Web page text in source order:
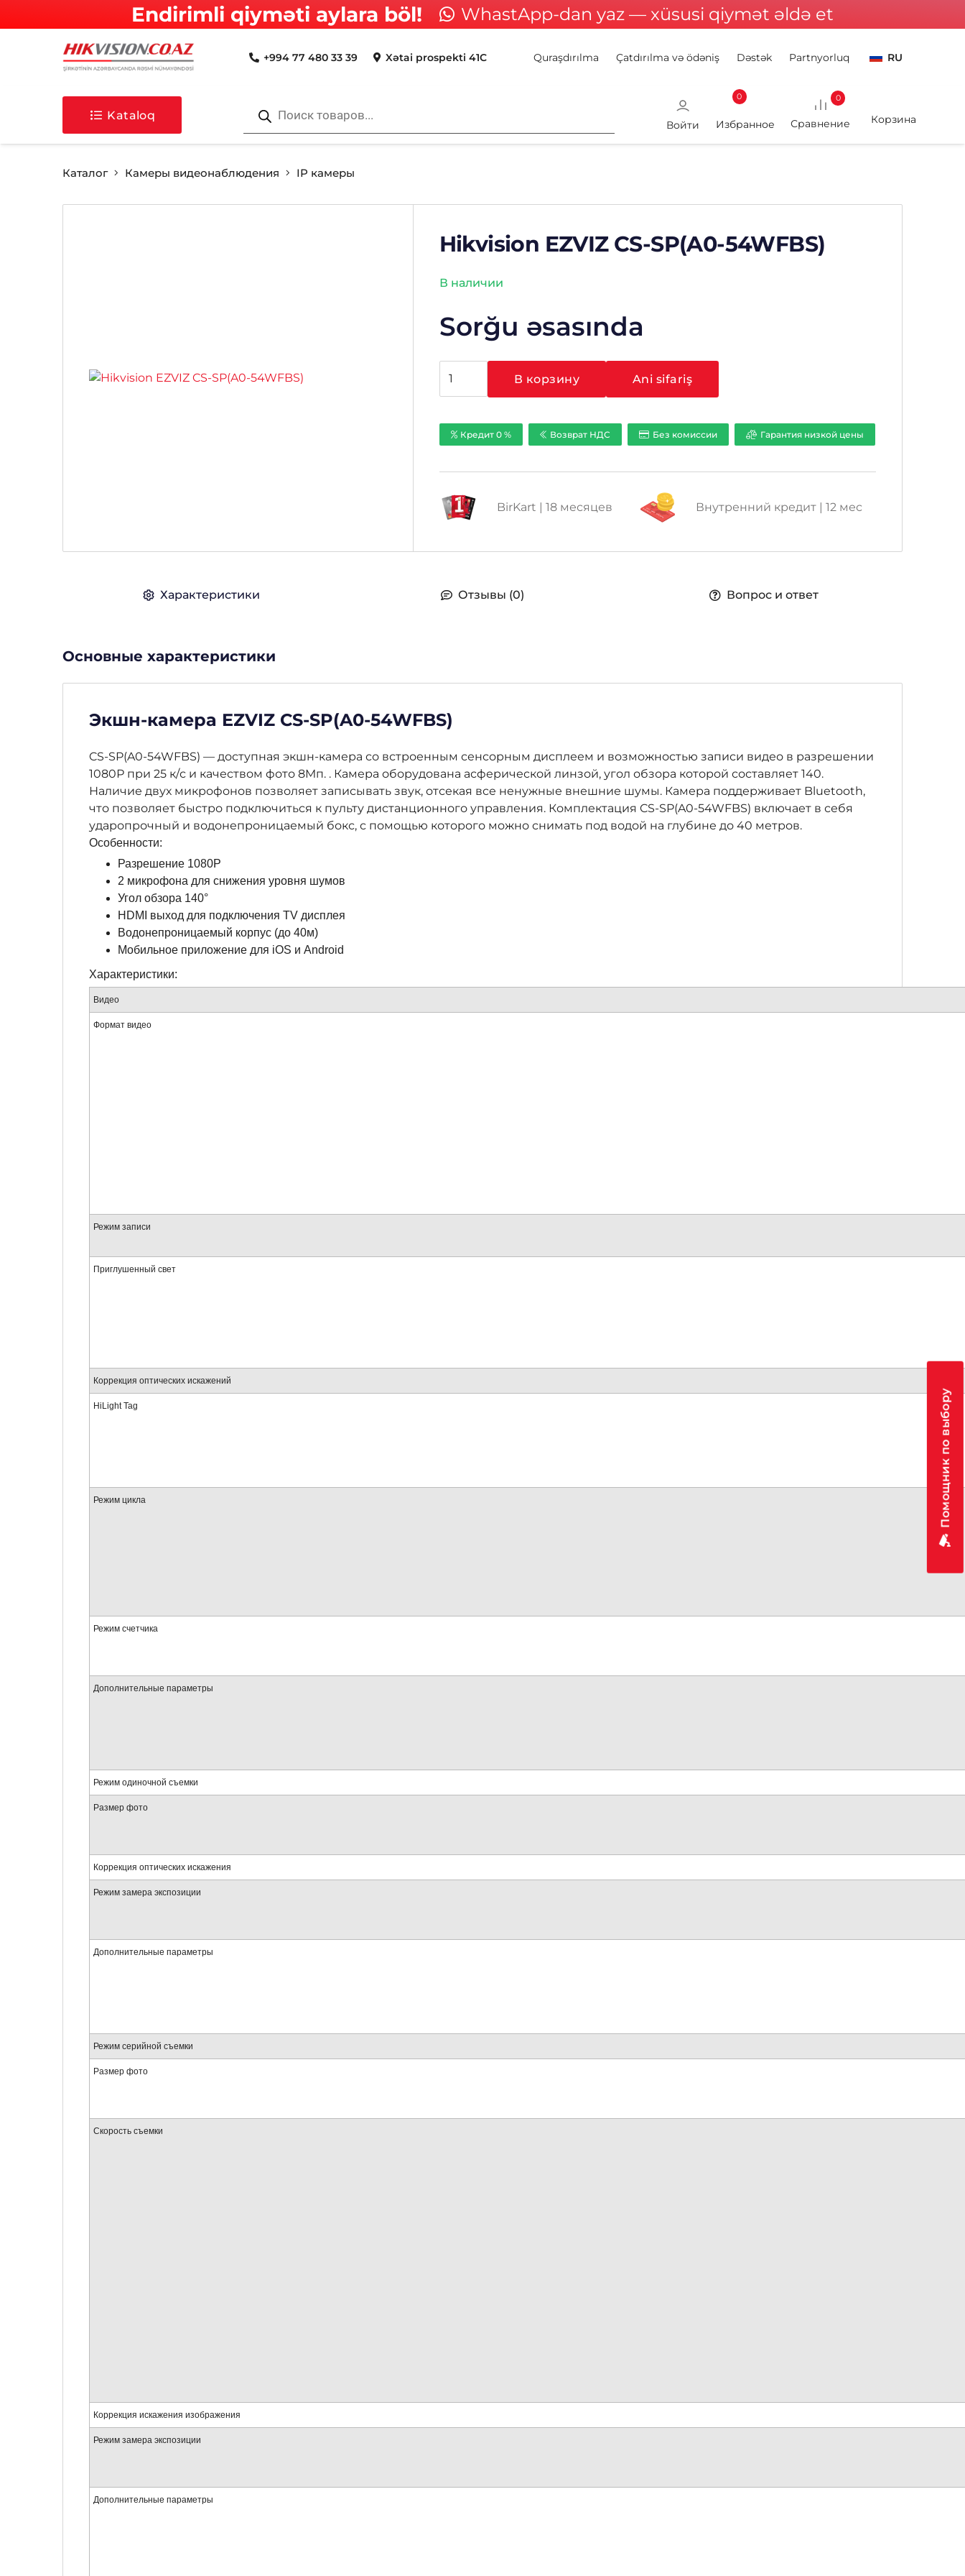
Endirimli qiyməti aylara böl! WhastApp-dan yaz — xüsusi qiymət əldə et
+994 77 480 33 39 Xətai prospekti 41C Quraşdırılma Çatdırılma və ödəniş Dəstək Partnyorluq RU
Kataloq
товаров
Войти
0 0
Каталог Камеры видеонаблюдения IP камеры
Hikvision EZVIZ CS-SP(A0-54WFBS)
В наличии
Sorğu əsasında
товара
EZVIZ
CS-
54WFBS)
В корзину Ani sifariş
Кредит 0 % Возврат НДС Без комиссии Гарантия низкой цены
BirKart | 18 месяцев Внутренний кредит | 12 мес
Характеристики Отзывы (0) Вопрос и ответ
Основные характеристики
Экшн-камера EZVIZ CS-SP(A0-54WFBS)
CS-SP(A0-54WFBS) — доступная экшн-камера со встроенным сенсорным дисплеем и возможностью записи видео в разрешении
1080Р при 25 к/с и качеством фото 8Mп. . Камера оборудована асферической линзой, угол обзора которой составляет 140.
Наличие двух микрофонов позволяет записывать звук, отсекая все ненужные внешние шумы. Камера поддерживает Bluetooth,
что позволяет быстро подключиться к пульту дистанционного управления. Комплектация CS-SP(A0-54WFBS) включает в себя
ударопрочный и водонепроницаемый бокс, с помощью которого можно снимать под водой на глубине до 40 метров.
Особенности:
Разрешение 1080Р
2 микрофона для снижения уровня шумов
Угол обзора 140°
HDMI выход для подключения TV дисплея
Водонепроницаемый корпус (до 40м)
Мобильное приложение для iOS и Android
Характеристики:
Видео
Формат видео
Режим записи
Приглушенный свет
Коррекция оптических искажений
HiLight Tag
Режим цикла
Режим счетчика
Дополнительные параметры
Режим одиночной съемки
Размер фото
Коррекция оптических искажения
Режим замера экспозиции
Дополнительные параметры
Режим серийной съемки
Размер фото
Скорость съемки
Коррекция искажения изображения
Режим замера экспозиции
Дополнительные параметры
Помощник по выбору